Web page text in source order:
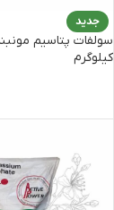
جدید
کیلوگرم